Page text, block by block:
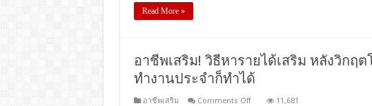
Read More »
อาชีพเสริม! วิธีหารายได้เสริม หลังวิกฤ
ทำงานประจำก็ทำได้
อาชีพเสริม Comments Offon
11,681